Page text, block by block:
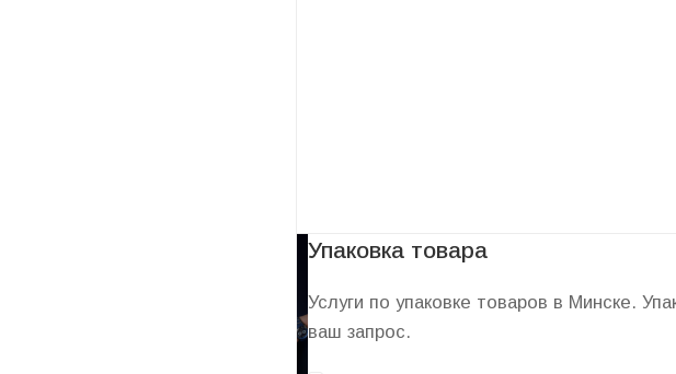
Упаковка товара
Услуги по упаковке товаров в Минске.
ваш запрос.